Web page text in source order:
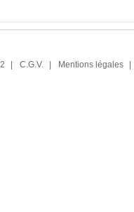
C.G.V. Mentions légales